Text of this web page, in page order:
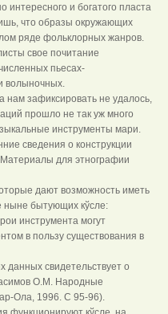
интересного и богатого пласта
что образы окружающих
ряде фольклорных жанров.
свое почитание
пьесах-
волыночных.
нам зафиксировать не удалось,
прошло не так уж много
инструменты мари.
сведения о конструкции
для этнографии
дают возможность иметь
ныне бытующих кўсле:
инструмента могут
в пользу существования в
свидетельствует о
О.М. Народные
Ола, 1996. С 95-96).